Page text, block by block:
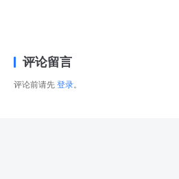
评论留言
评论前请先 登录。